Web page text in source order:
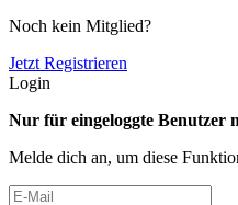
Noch kein Mitglied?
Jetzt Registrieren
Login
Nur für eingeloggte Benutzer
Melde dich an, um diese